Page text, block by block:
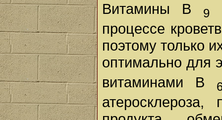
Витамины В
9
процессе
поэтому только
оптимально для
витаминами В
атеросклероза,